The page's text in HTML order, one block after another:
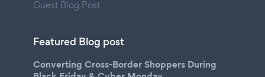
Guest Blog Post
Featured Blog post
Converting Cross-Border Shoppers During